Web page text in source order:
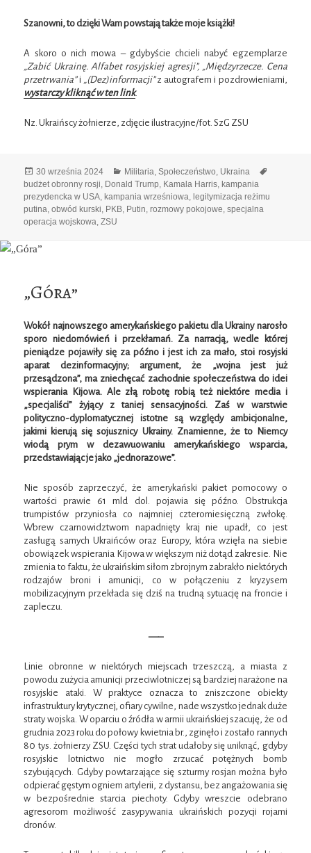
Szanowni, to dzięki Wam powstają także moje książki!
A skoro o nich mowa – gdybyście chcieli nabyć egzemplarze
„Zabić Ukrainę. Alfabet rosyjskiej agresji”, „Międzyrzecze. Cena
przetrwania”i „(Dez)informacji”z autografem i pozdrowieniami,
wystarczy kliknąć w ten link.
Nz. Ukraińscy żołnierze, zdjęcie ilustracyjne/fot. SzG ZSU
Data
publikacji
30 września 2024 Kategorie
Militaria,Społeczeństwo, Ukraina
budżet obronny rosji, Donald Trump, Kamala Harris,kampania
prezydencka w USA,kampania wrześniowa,legitymizacja reżimu
putina,obwód kurski, PKB, Putin,rozmowy pokojowe,specjalna
operacja wojskowa,ZSU
„Góra”
Wokół najnowszego amerykańskiego pakietu dla Ukrainy narosło
sporo niedomówień i przekłamań. Za narracją, wedle której
pieniądze pojawiły się za późno i jest ich za mało, stoi rosyjski
aparat dezinformacyjny; argument, że „wojna jest już
przesądzona”, ma zniechęcać zachodnie społeczeństwa do idei
wspierania Kijowa. Ale złą robotę robią też niektóre media i
„specjaliści” żyjący z taniej sensacyjności. Zaś w warstwie
polityczno-dyplomatycznej istotne są względy ambicjonalne,
jakimi kierują się sojusznicy Ukrainy. Znamienne, że to Niemcy
wiodą prym w dezawuowaniu amerykańskiego wsparcia,
przedstawiając je jako „jednorazowe”.
Nie sposób zaprzeczyć, że amerykański pakiet pomocowy o
wartości prawie 61 mld dol. pojawia się późno. Obstrukcja
trumpistów przyniosła co najmniej czteromiesięczną zwłokę.
Wbrew czarnowidztwom napadnięty kraj nie upadł, co jest
zasługą samych Ukraińców oraz Europy, która wzięła na siebie
obowiązek wspierania Kijowa w większym niż dotąd zakresie. Nie
zmienia to faktu, że ukraińskim siłom zbrojnym zabrakło niektórych
rodzajów broni i amunicji, co w połączeniu z kryzysem
mobilizacyjnym przekłada się dziś na trudną sytuację na froncie i
zapleczu.
—–
Linie obronne w niektórych miejscach trzeszczą, a miasta z
powodu zużycia amunicji przeciwlotniczej są bardziej narażone na
rosyjskie ataki. W praktyce oznacza to zniszczone obiekty
infrastruktury krytycznej, ofiary cywilne, nade wszystko jednak duże
straty wojska. W oparciu o źródła w armii ukraińskiej szacuję, że od
grudnia 2023 roku do połowy kwietnia br., zginęło i zostało rannych
80 tys. żołnierzy ZSU. Części tych strat udałoby się uniknąć, gdyby
rosyjskie lotnictwo nie mogło zrzucać potężnych bomb
szybujących. Gdyby powtarzające się szturmy rosjan można było
odpierać gęstym ogniem artylerii, z dystansu, bez angażowania się
w bezpośrednie starcia piechoty. Gdyby wreszcie odebrano
agresorom możliwość zasypywania ukraińskich pozycji rojami
dronów.